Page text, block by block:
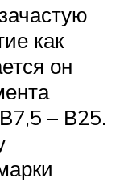
как
он
– В25.